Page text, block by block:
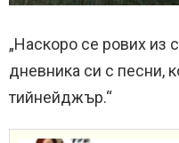
„Наскоро се рових из
дневника си с песни,
тийнейджър.“